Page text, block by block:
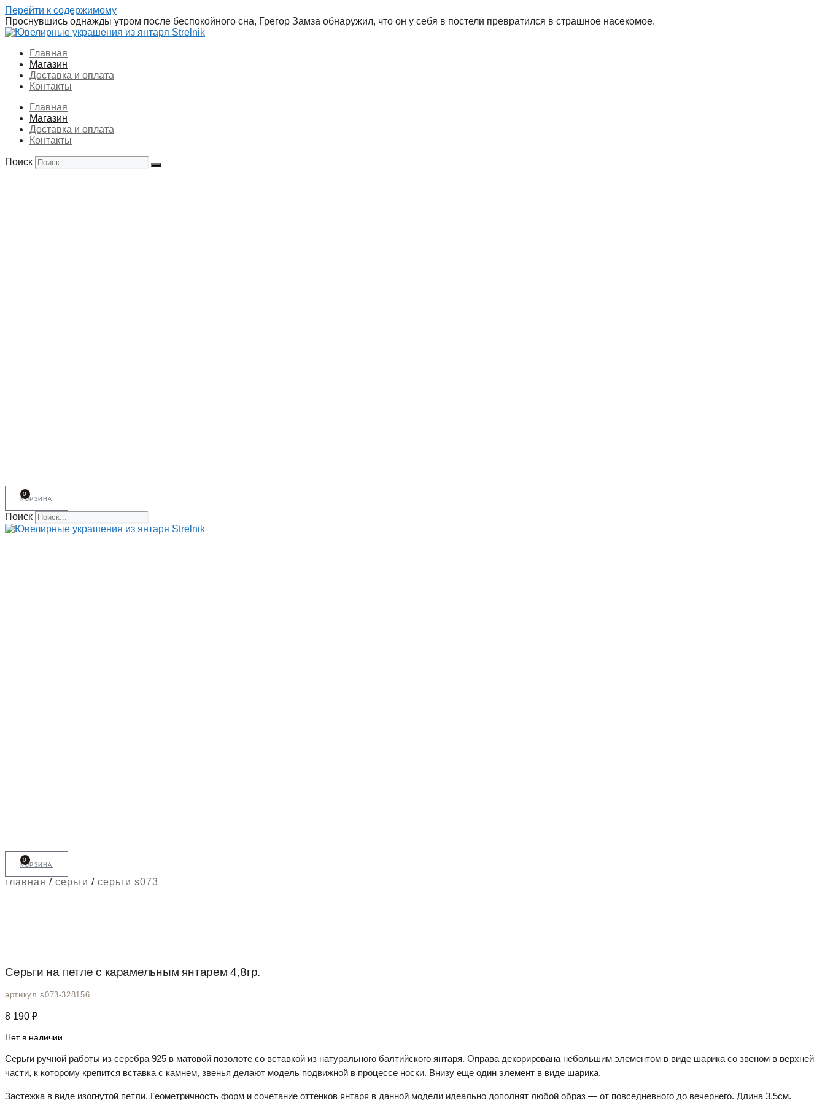
Перейти к содержимому
Проснувшись однажды утром после беспокойного сна, Грегор Замза обнаружил, что он у себя в постели превратился в страшное насекомое.
Главная
Магазин
Доставка и оплата
Контакты
Главная
Магазин
Доставка и оплата
Контакты
Поиск
0
корзина
Поиск
0
корзина
главная / серьги /серьги s073
Серьги на петле с карамельным янтарем 4,8гр.
артикул s073-328156
8 190 ₽
Нет в наличии
Серьги ручной работы из серебра 925 в матовой позолоте со вставкой из натурального балтийского янтаря. Оправа декорирована небольшим элементом в виде шарика со звеном в верхней
части, к которому крепится вставка с камнем, звенья делают модель подвижной в процессе носки. Внизу еще один элемент в виде шарика.
Застежка в виде изогнутой петли. Геометричность форм и сочетание оттенков янтаря в данной модели идеально дополнят любой образ — от повседневного до вечернего. Длина 3,5см.